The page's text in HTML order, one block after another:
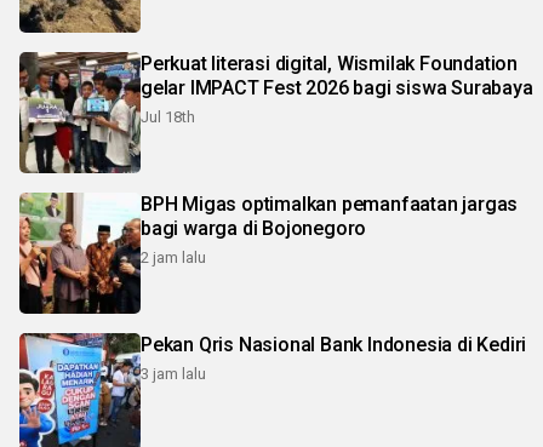
Perkuat literasi digital, Wismilak Foundation
gelar IMPACT Fest 2026 bagi siswa Surabaya
Jul 18th
BPH Migas optimalkan pemanfaatan jargas
bagi warga di Bojonegoro
2 jam lalu
Pekan Qris Nasional Bank Indonesia di Kediri
3 jam lalu